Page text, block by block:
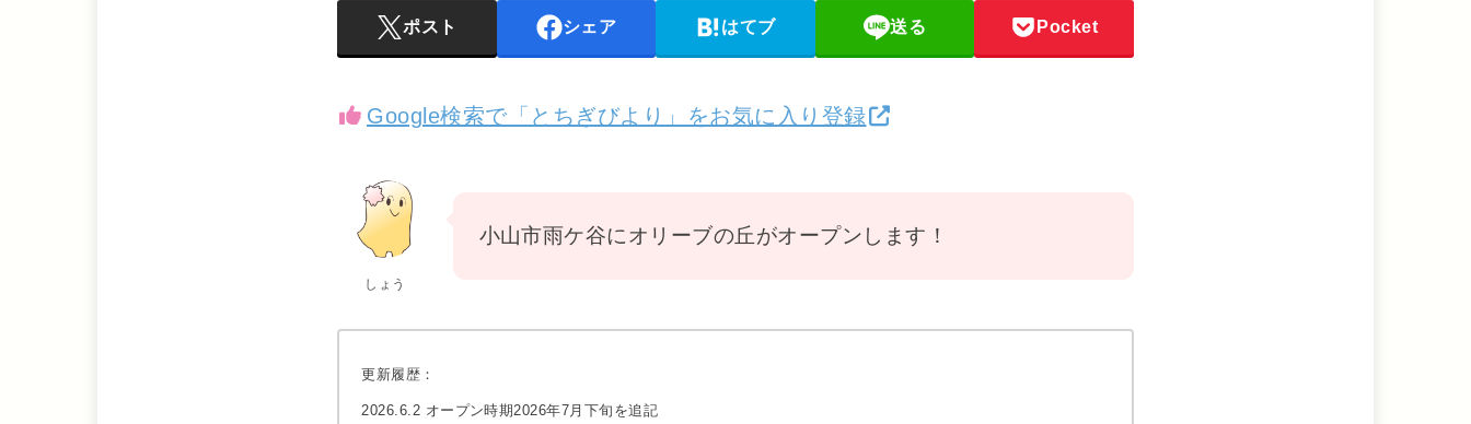
ポスト シェア はてブ 送る Pocket
Google検索で「とちぎびより」をお気に入り登録
しょう
小山市雨ケ谷にオリーブの丘がオープンします！
更新履歴：
2026.6.2 オープン時期2026年7月下旬を追記